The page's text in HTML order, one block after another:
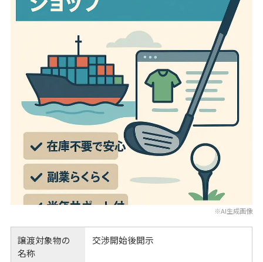
※AI生成画像
譲渡対象物の
名称
交渉開始後開示